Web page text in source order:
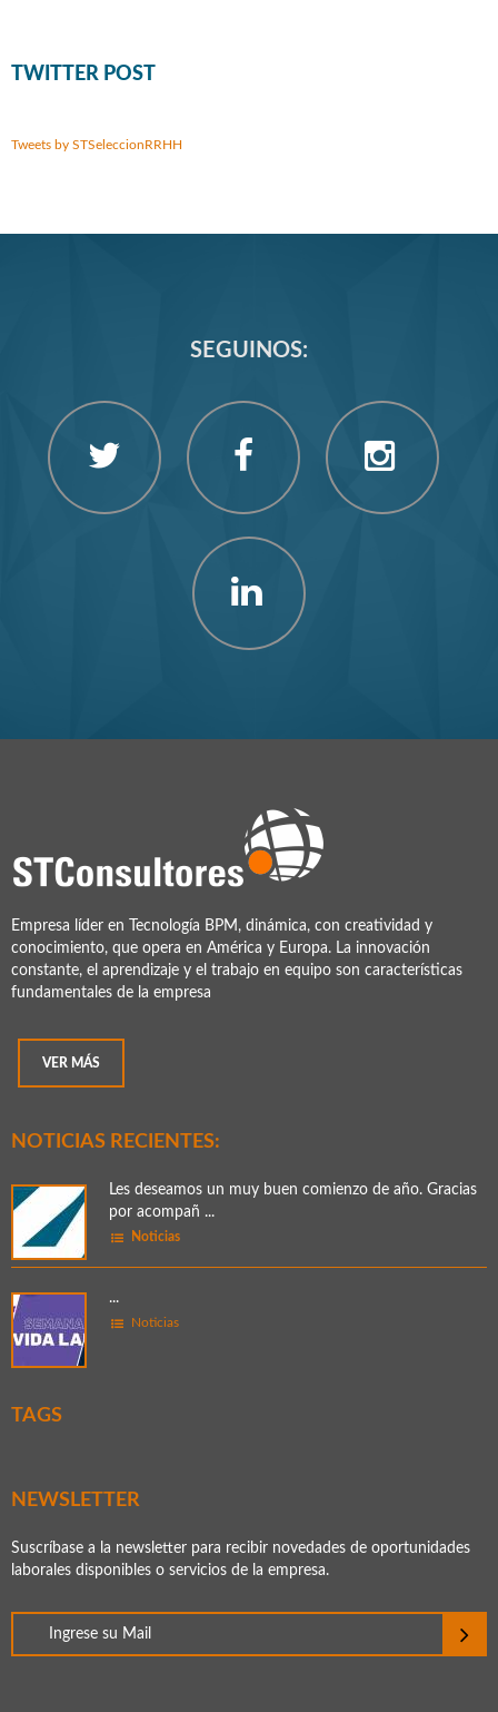
TWITTER POST
Tweets by STSeleccionRRHH
SEGUINOS:
Empresa líder en Tecnología BPM, dinámica, con creatividad y
conocimiento, que opera en América y Europa. La innovación
constante, el aprendizaje y el trabajo en equipo son características
fundamentales de la empresa
VER MÁS
NOTICIAS RECIENTES:
Les deseamos un muy buen comienzo de año. Gracias
por acompañ ...
Noticias
...
Noticias
TAGS
NEWSLETTER
Suscríbase a la newsletter para recibir novedades de oportunidades
laborales disponibles o servicios de la empresa.